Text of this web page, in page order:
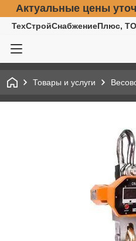
Актуальные цены
ТехСтройСнабжениеПлюс,
Товары и услуги